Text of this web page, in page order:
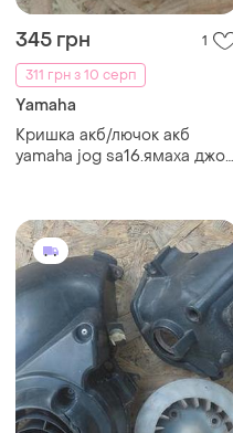
345 грн
1
311 грн з 10 серп
Yamaha
Кришка акб/лючок акб
yamaha jog sa16.ямаха джог